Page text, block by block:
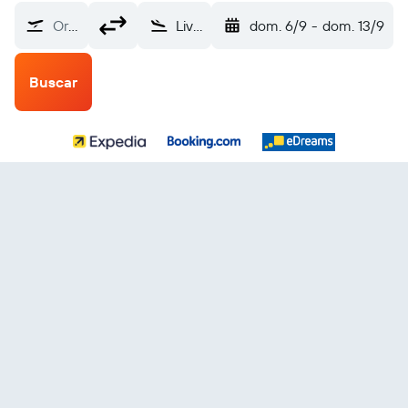
Origen Liverpool-John Lennon (LPL) dom. 6/9 - dom. 13/9
Buscar